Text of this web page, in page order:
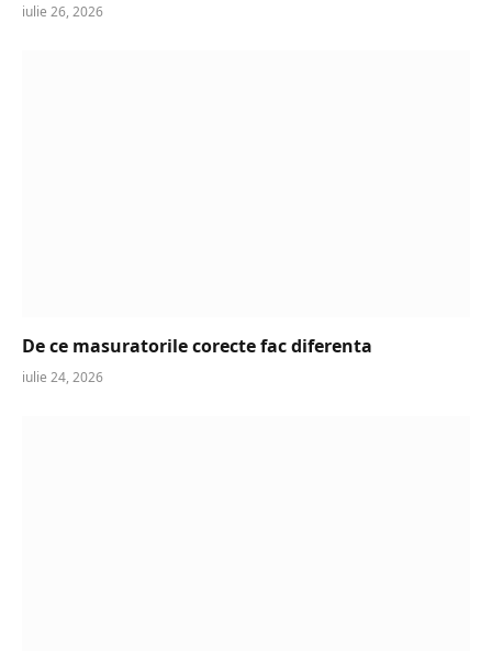
iulie 26, 2026
De ce masuratorile corecte fac diferenta
iulie 24, 2026